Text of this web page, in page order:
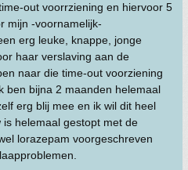
out voorrziening en hiervoor 5
mijn -voornamelijk-
erg leuke, knappe, jonge
haar verslaving aan de
naar die time-out voorziening
ben bijna 2 maanden helemaal
erg blij mee en ik wil dit heel
helemaal gestopt met de
lorazepam voorgeschreven